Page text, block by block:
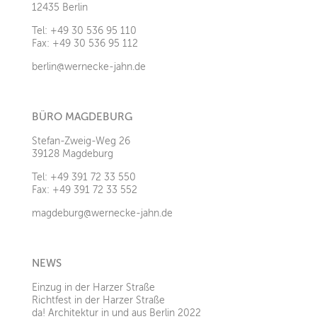
12435 Berlin
Tel: +49 30 536 95 110
Fax: +49 30 536 95 112
berlin@wernecke-jahn.de
BÜRO MAGDEBURG
Stefan-Zweig-Weg 26
39128 Magdeburg
Tel: +49 391 72 33 550
Fax: +49 391 72 33 552
magdeburg@wernecke-jahn.de
NEWS
Einzug in der Harzer Straße
Richtfest in der Harzer Straße
da! Architektur in und aus Berlin 2022